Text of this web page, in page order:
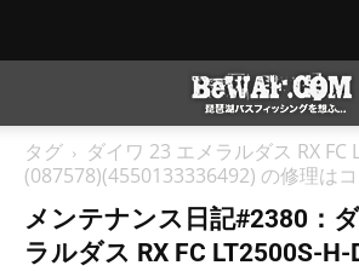
タグ
ダイワ 23 エメラルダス RX FC
(087578)(4550133336492) の修理は
メンテナンス日記#2380：
ラルダス RX FC LT2500S-H-